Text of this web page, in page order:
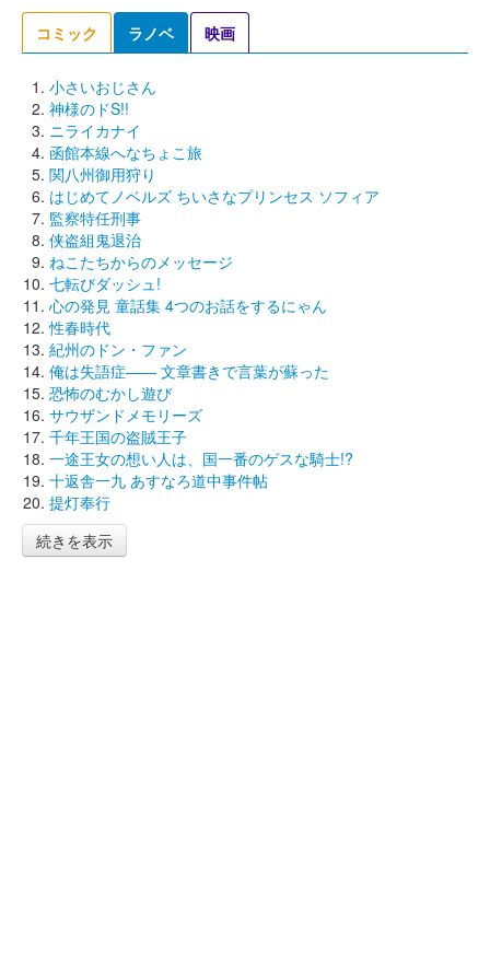
コミック ラノベ 映画
小さいおじさん
神様のドS!!
ニライカナイ
函館本線へなちょこ旅
関八州御用狩り
はじめてノベルズ ちいさなプリンセス ソフィア
監察特任刑事
侠盗組鬼退治
ねこたちからのメッセージ
七転びダッシュ!
心の発見 童話集 4つのお話をするにゃん
性春時代
紀州のドン・ファン
俺は失語症―― 文章書きで言葉が蘇った
恐怖のむかし遊び
サウザンドメモリーズ
千年王国の盗賊王子
一途王女の想い人は、国一番のゲスな騎士!?
十返舎一九 あすなろ道中事件帖
提灯奉行
続きを表示